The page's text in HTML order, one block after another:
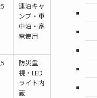
連泊キャ
ンプ・車
中泊・家
電使用
防災重
視・LED
ライト内
蔵